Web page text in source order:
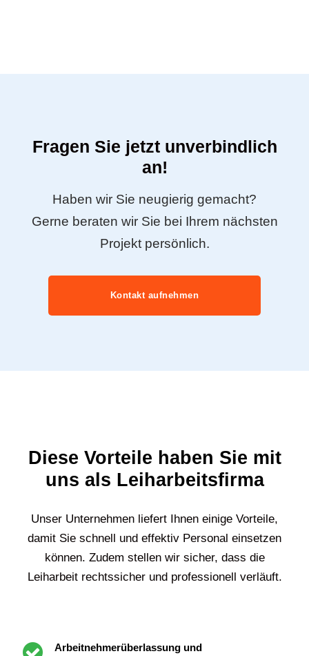
Fragen Sie jetzt unverbindlich
an!
Haben wir Sie neugierig gemacht?
Gerne beraten wir Sie bei Ihrem nächsten
Projekt persönlich.
Kontakt aufnehmen
Diese Vorteile haben Sie mit
uns als Leiharbeitsfirma
Unser Unternehmen liefert Ihnen einige Vorteile,
damit Sie schnell und effektiv Personal einsetzen
können. Zudem stellen wir sicher, dass die
Leiharbeit rechtssicher und professionell verläuft.
Arbeitnehmerüberlassung und